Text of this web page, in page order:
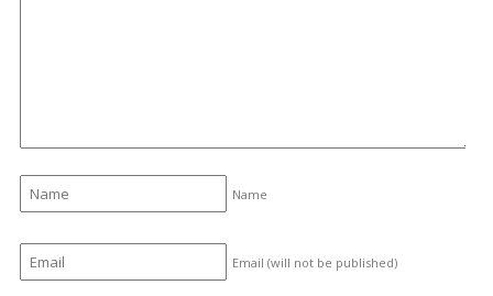
Name
Email (will not be published)